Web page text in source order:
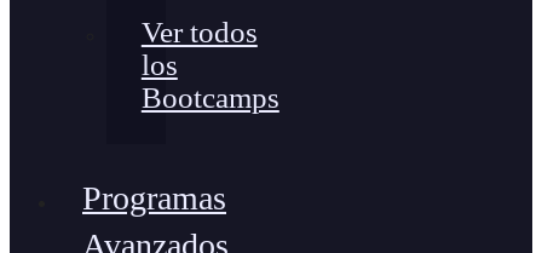
Ver todos
los
Bootcamps
Programas
Avanzados